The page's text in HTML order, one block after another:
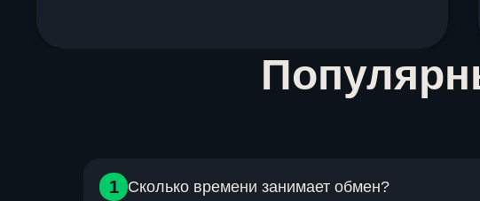
1 Сколько времени занимает обмен?